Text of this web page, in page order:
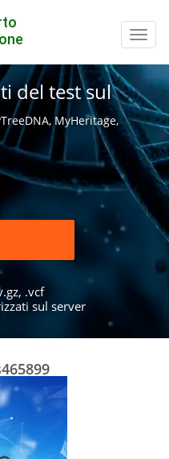
del test sul
MyHeritage,
.vcf
sul server